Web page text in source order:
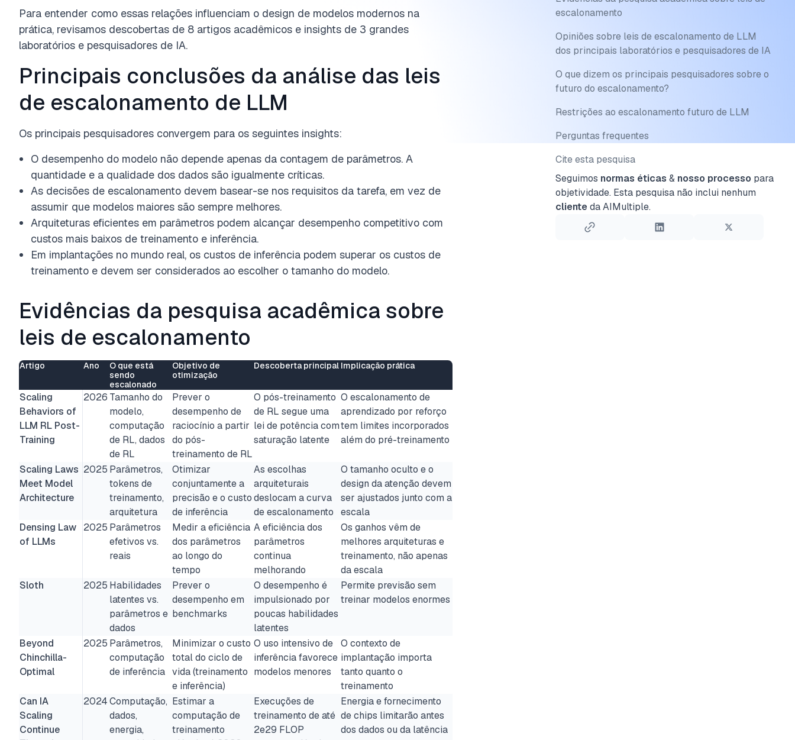
Para entender como essas relações influenciam o design de modelos modernos na
prática, revisamos descobertas de 8 artigos acadêmicos e insights de 3 grandes
laboratórios e pesquisadores de IA.
Principais conclusões da análise das leis
de escalonamento de LLM
Os principais pesquisadores convergem para os seguintes insights:
O desempenho do modelo não depende apenas da contagem de parâmetros. A
quantidade e a qualidade dos dados são igualmente críticas.
As decisões de escalonamento devem basear-se nos requisitos da tarefa, em vez de
assumir que modelos maiores são sempre melhores.
Arquiteturas eficientes em parâmetros podem alcançar desempenho competitivo com
custos mais baixos de treinamento e inferência.
Em implantações no mundo real, os custos de inferência podem superar os custos de
treinamento e devem ser considerados ao escolher o tamanho do modelo.
Evidências da pesquisa acadêmica sobre
leis de escalonamento
Artigo Ano
O que está
sendo
escalonado
Objetivo de
otimização
Descoberta principal Implicação prática
Scaling
Behaviors of
LLM RL Post-
Training
2026 Tamanho do
modelo,
computação
de RL, dados
de RL
Prever o
desempenho de
raciocínio a partir
do pós-
treinamento de RL
O pós-treinamento
de RL segue uma
lei de potência com
saturação latente
O escalonamento de
aprendizado por reforço
tem limites incorporados
além do pré-treinamento
Scaling Laws
Meet Model
Architecture
2025 Parâmetros,
tokens de
treinamento,
arquitetura
Otimizar
conjuntamente a
precisão e o custo
de inferência
As escolhas
arquiteturais
deslocam a curva
de escalonamento
O tamanho oculto e o
design da atenção devem
ser ajustados junto com a
escala
Densing Law
of LLMs
2025 Parâmetros
efetivos vs.
reais
Medir a eficiência
dos parâmetros
ao longo do
tempo
A eficiência dos
parâmetros
continua
melhorando
Os ganhos vêm de
melhores arquiteturas e
treinamento, não apenas
da escala
Sloth
2025 Habilidades
latentes vs.
parâmetros e
dados
Prever o
desempenho em
benchmarks
O desempenho é
impulsionado por
poucas habilidades
latentes
Permite previsão sem
treinar modelos enormes
Beyond
Chinchilla-
Optimal
2025 Parâmetros,
computação
de inferência
Minimizar o custo
total do ciclo de
vida (treinamento
e inferência)
O uso intensivo de
inferência favorece
modelos menores
O contexto de
implantação importa
tanto quanto o
treinamento
Can IA
Scaling
Continue
2024Computação,
dados,
energia,
Estimar a
computação de
treinamento
Execuções de
treinamento de até
2e29 FLOP
Energia e fornecimento
de chips limitarão antes
dos dados ou da latência
escalonamento
Opiniões sobre leis de escalonamento de LLM
dos principais laboratórios e pesquisadores de IA
O que dizem os principais pesquisadores sobre o
futuro do escalonamento?
Restrições ao escalonamento futuro de LLM
Perguntas frequentes
Cite esta pesquisa
Seguimos normas éticas & nosso processo para
objetividade. Esta pesquisa não inclui nenhum
cliente da AIMultiple.